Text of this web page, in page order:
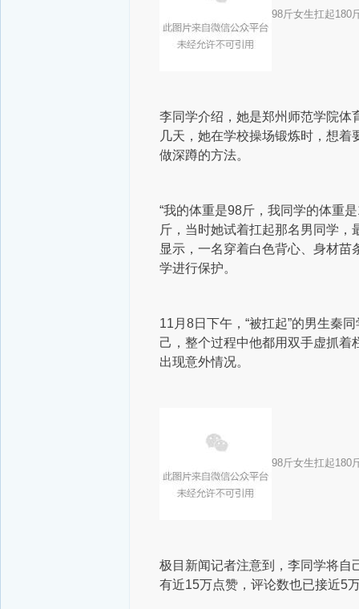
98斤女生扛起180
李同学介绍，她是郑州师范学院体
几天，她在学校操场锻炼时，想
做深蹲的方法。
“我的体重是98斤，我同学的体重
斤，当时她试着扛起那名男同学，
显示，一名穿着白色背心、身材
学进行保护。
11月8日下午，“被扛起”的男生秦
己，整个过程中他都用双手虚抓
出现意外情况。
98斤女生扛起180
极目新闻记者注意到，李同学将自
有近15万点赞，评论数也已接近5